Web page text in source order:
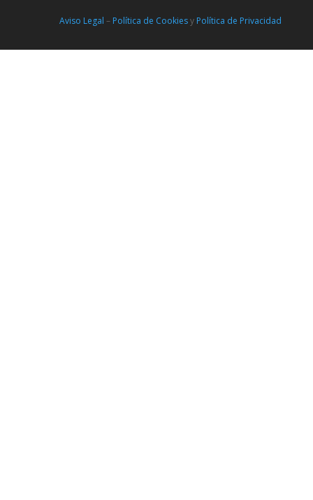
Aviso Legal – Política de Cookiesy Política de Privacidad